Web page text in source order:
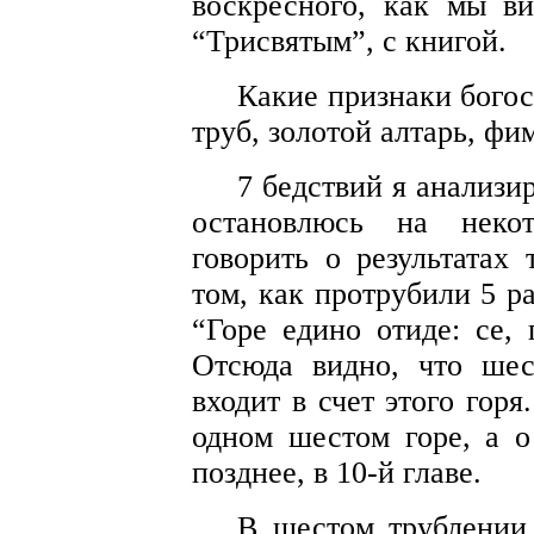
“Трисвятым”, с книгой.
Какие признаки
труб, золотой алтарь,
7 бедствий я
остановлюсь на
говорить о
том, как протрубили 5
“Горе едино отиде: се,
Отсюда видно, что
входит в счет этого
одном шестом горе, а о
позднее, в 10-й главе.